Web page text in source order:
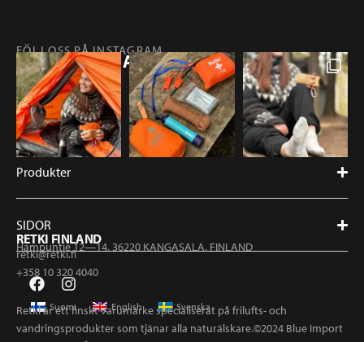
FÖLJ OSS PÅ INSTAGRAM
@RETKIFINLAND
Produkter
SIDOR
RETKI FINLAND
Hampuntie 12—14, 36220 KANGASALA, FINLAND
retki@retki.fi
+358 10 320 4040
Suomi English Svenska
Retki är ett finskt varumärke specialiserat på frilufts- och
vandringsprodukter som tjänar alla naturälskare.©2024 Blue Import